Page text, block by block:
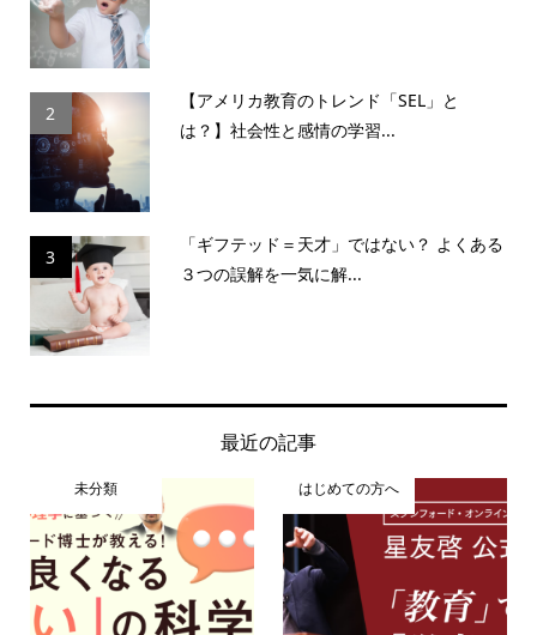
2
【アメリカ教育のトレンド「SEL」と
は？】社会性と感情の学習...
3
「ギフテッド＝天才」ではない？ よくある
３つの誤解を一気に解...
最近の記事
未分類 はじめての方へ